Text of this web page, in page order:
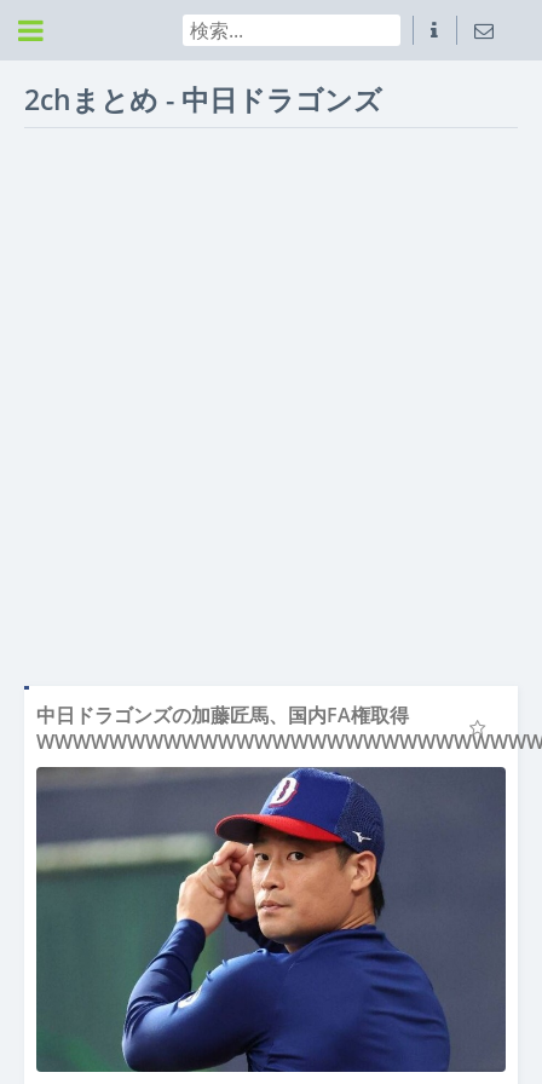
2chまとめ - 中日ドラゴンズ
中日ドラゴンズの加藤匠馬、国内FA権取得